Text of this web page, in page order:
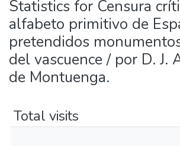
All of DSpace
Statistics for Censura
alfabeto primitivo de
pretendidos
del vascuence / por D. J.
de Montuenga.
Total visits